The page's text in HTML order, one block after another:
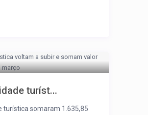
turíst...
turística somaram 1.635,85